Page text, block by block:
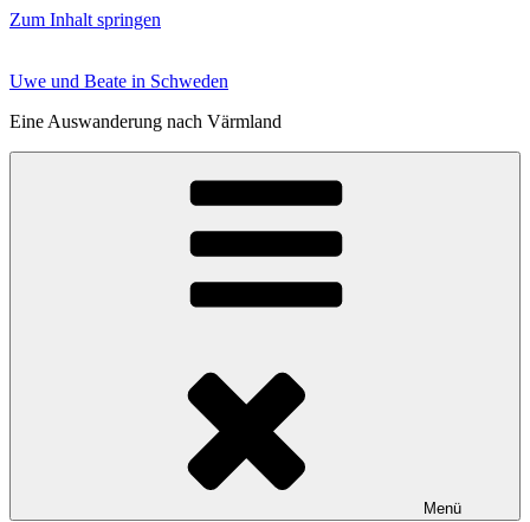
Zum Inhalt springen
Uwe und Beate in Schweden
Eine Auswanderung nach Värmland
Menü